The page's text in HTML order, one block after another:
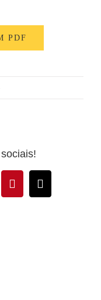
PDF
Pinterest
(necessário